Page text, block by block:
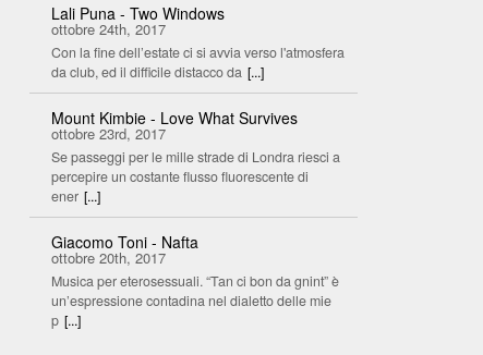
Lali Puna - Two Windows
ottobre 24th, 2017
Con la fine dell’estate ci si avvia verso l'atmosfera
da club, ed il difficile distacco da [...]
Mount Kimbie - Love What Survives
ottobre 23rd, 2017
Se passeggi per le mille strade di Londra riesci a
percepire un costante flusso fluorescente di
ener [...]
Giacomo Toni - Nafta
ottobre 20th, 2017
Musica per eterosessuali. “Tan ci bon da gnint” è
un’espressione contadina nel dialetto delle mie
p [...]